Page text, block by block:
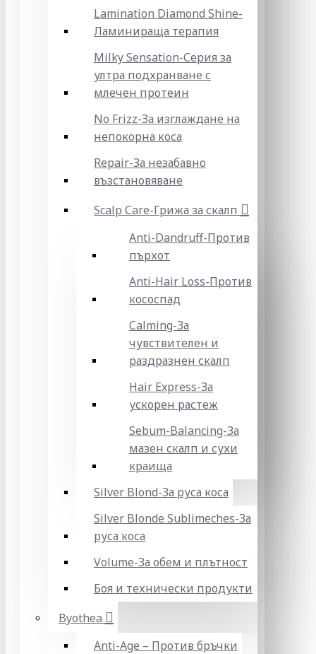
Lamination Diamond Shine-
Ламинираща терапия
Milky Sensation-Серия за
ултра подхранване с
млечен протеин
No Frizz-За изглаждане на
непокорна коса
Repair-За незабавно
възстановяване
Scalp Care-Грижа за скалп
Anti-Dandruff-Против
пърхот
Anti-Hair Loss-Против
кососпад
Calming-За
чувствителен и
раздразнен скалп
Hair Express-За
ускорен растеж
Sebum-Balancing-За
мазен скалп и сухи
краища
Silver Blond-За руса коса
Silver Blonde Sublіmeches-За
руса коса
Volume-За обем и плътност
Боя и технически продукти
Byothea
Anti-Age – Против бръчки